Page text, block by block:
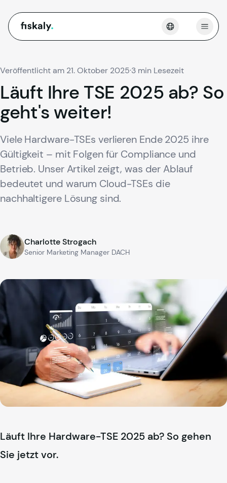
fiskaly. Menü
Veröffentlicht am 21. Oktober 2025·3 min Lesezeit
Läuft Ihre TSE 2025 ab? So
geht's weiter!
Viele Hardware-TSEs verlieren Ende 2025 ihre
Gültigkeit – mit Folgen für Compliance und
Betrieb. Unser Artikel zeigt, was der Ablauf
bedeutet und warum Cloud-TSEs die
nachhaltigere Lösung sind.
Charlotte Strogach
Senior Marketing Manager DACH
Läuft Ihre Hardware-TSE 2025 ab? So gehen
Sie jetzt vor.